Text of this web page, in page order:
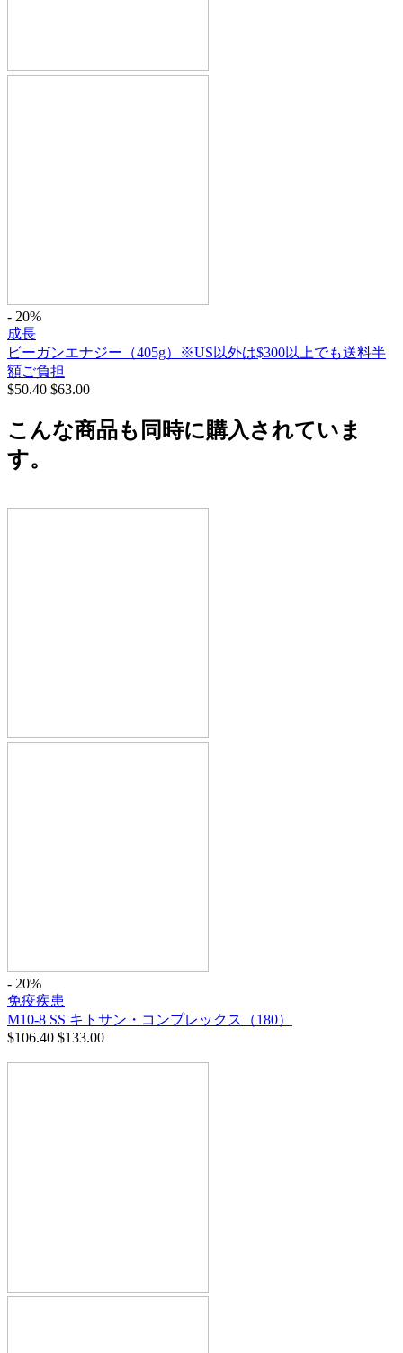
- 20%
成長
ビーガンエナジー（405g）※US以外は$300以上でも送料半
額ご負担
$50.40 $63.00
こんな商品も同時に購入されていま
す。
- 20%
免疫疾患
M10-8 SS キトサン・コンプレックス（180）
$106.40 $133.00